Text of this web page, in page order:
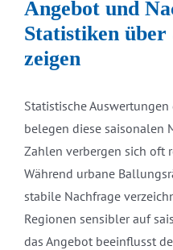
Angebot und
Statistiken über
zeigen
Statistische
belegen diese saisonalen
Zahlen verbergen sich oft
Während urbane
stabile Nachfrage
Regionen sensibler auf
das Angebot beeinflusst